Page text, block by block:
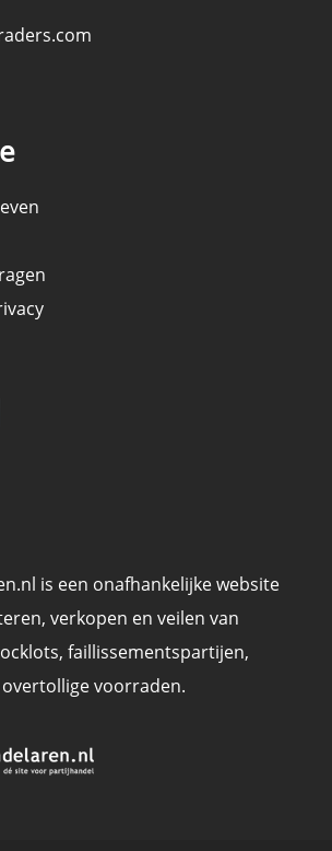
is een onafhankelijke website
verkopen en veilen van
, faillissementspartijen,
voorraden.